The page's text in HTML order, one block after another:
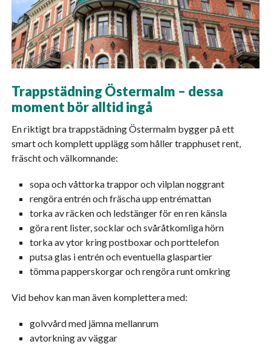
Trappstädning Östermalm – dessa
moment bör alltid ingå
En riktigt bra trappstädning Östermalm bygger på ett
smart och komplett upplägg som håller trapphuset rent,
fräscht och välkomnande:
sopa och våttorka trappor och vilplan noggrant
rengöra entrén och fräscha upp entrémattan
torka av räcken och ledstänger för en ren känsla
göra rent lister, socklar och svåråtkomliga hörn
torka av ytor kring postboxar och porttelefon
putsa glas i entrén och eventuella glaspartier
tömma papperskorgar och rengöra runt omkring
Vid behov kan man även komplettera med:
golvvård med jämna mellanrum
avtorkning av väggar